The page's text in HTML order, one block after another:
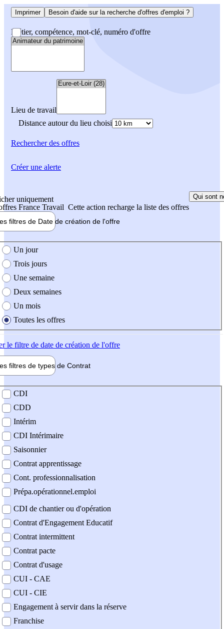
Imprimer Besoin d'aide sur la recherche d'offres d'emploi ?
Métier, compétence, mot-clé, numéro d'offre
Lieu de travail
Distance autour du lieu choisi
Rechercherdes offres
uniquement
France Travail Cette action recharge la liste des offres
Qui sont
filtres de Date de création de l'offre
création de l'offre
Un jour
Trois jours
Une semaine
Deux semaines
Un mois
Toutes les offres
le filtre de date de création de l'offre
filtres de types de Contrat
contrat
CDI
CDD
Intérim
CDI Intérimaire
Saisonnier
Contrat apprentissage
Cont. professionnalisation
Prépa.opérationnel.emploi
CDI de chantier ou d'opération
Contrat d'Engagement Educatif
Contrat intermittent
Contrat pacte
Contrat d'usage
CUI - CAE
CUI - CIE
Engagement à servir dans la réserve
Franchise
Créer une alerte